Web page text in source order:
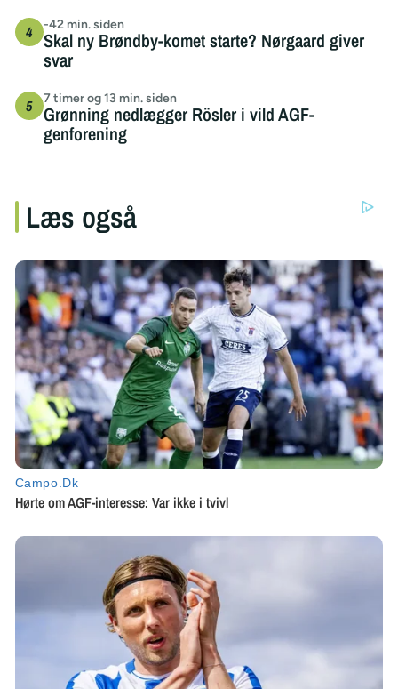
-42 min. siden
Skal ny Brøndby-komet starte? Nørgaard giver
svar
7 timer og 13 min. siden
Grønning nedlægger Rösler i vild AGF-
genforening